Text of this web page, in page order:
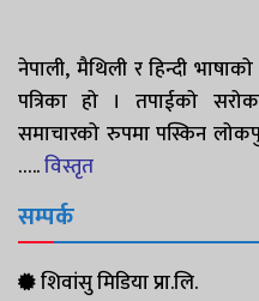
नेपाली, मैथिली र हिन्दी
पत्रिका हो । तपाईको
समाचारको रुपमा पस्किन
…..विस्तृत
सम्पर्क
शिवांसु मिडिया प्रा.लि.